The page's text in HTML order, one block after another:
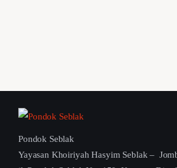
Pondok Seblak
Yayasan Khoiriyah Hasyim Seblak –